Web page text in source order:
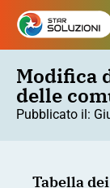
Modifica
delle
Pubblicato il:
Tabella dei